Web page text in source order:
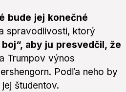
bude jej konečné
spravodlivosti, ktorý
aby ju presvedčil, že
Trumpov výnos
Podľa neho by
študentov.